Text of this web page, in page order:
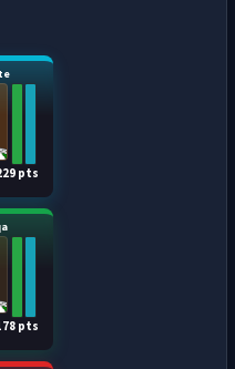
pts
pts